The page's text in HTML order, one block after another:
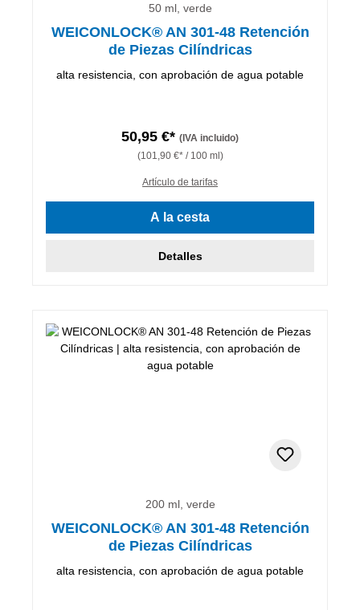
50 ml, verde
WEICONLOCK® AN 301-48 Retención
de Piezas Cilíndricas
alta resistencia, con aprobación de agua potable
50,95 €* (IVA incluido)
(101,90 €* / 100 ml)
Artículo de tarifas
A la cesta
Detalles
200 ml, verde
WEICONLOCK® AN 301-48 Retención
de Piezas Cilíndricas
alta resistencia, con aprobación de agua potable